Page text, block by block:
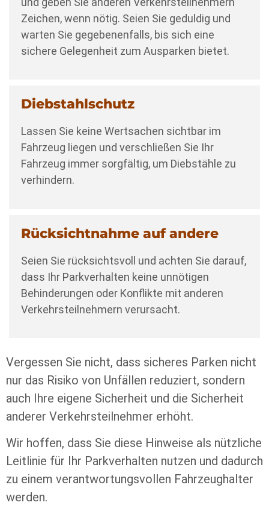
Zeichen, wenn nötig. Seien Sie geduldig und
warten Sie gegebenenfalls, bis sich eine
sichere Gelegenheit zum Ausparken bietet.
Diebstahlschutz
Lassen Sie keine Wertsachen sichtbar im
Fahrzeug liegen und verschließen Sie Ihr
Fahrzeug immer sorgfältig, um Diebstähle zu
verhindern.
Rücksichtnahme auf andere
Seien Sie rücksichtsvoll und achten Sie darauf,
dass Ihr Parkverhalten keine unnötigen
Behinderungen oder Konflikte mit anderen
Verkehrsteilnehmern verursacht.
Vergessen Sie nicht, dass sicheres Parken nicht
nur das Risiko von Unfällen reduziert, sondern
auch Ihre eigene Sicherheit und die Sicherheit
anderer Verkehrsteilnehmer erhöht.
Wir hoffen, dass Sie diese Hinweise als nützliche
Leitlinie für Ihr Parkverhalten nutzen und dadurch
zu einem verantwortungsvollen Fahrzeughalter
werden.